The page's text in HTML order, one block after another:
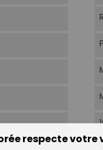
respecte votre